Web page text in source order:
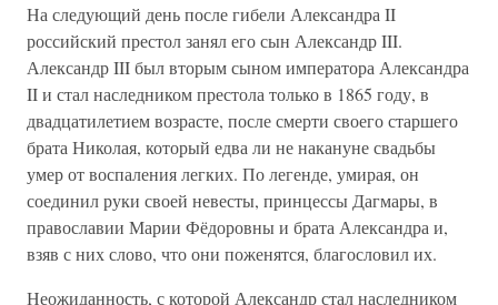
На следующий день после гибели Александра II
российский престол занял его сын Александр III.
Александр III был вторым сыном императора Александра
II и стал наследником престола только в 1865 году, в
двадцатилетием возрасте, после смерти своего старшего
брата Николая, который едва ли не накануне свадьбы
умер от воспаления легких. По легенде, умирая, он
соединил руки своей невесты, принцессы Дагмары, в
православии Марии Фёдоровны и брата Александра и,
взяв с них слово, что они поженятся, благословил их.
Неожиданность, с которой Александр стал наследником